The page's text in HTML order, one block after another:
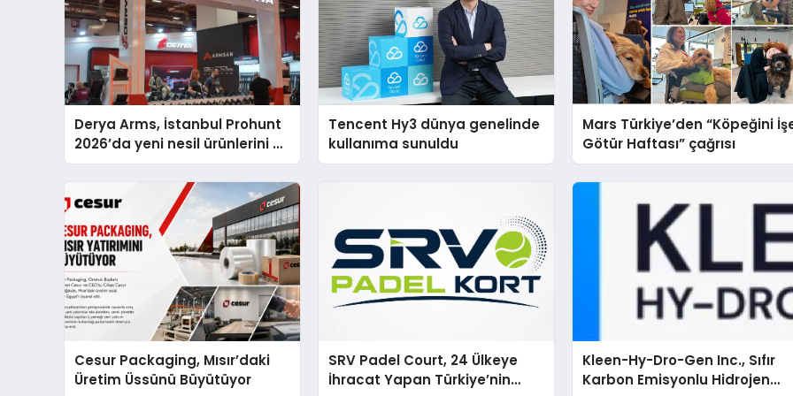
Derya Arms, İstanbul Prohunt
2026’da yeni nesil ürünlerini ve
global marka vizyonunu
Tencent Hy3 dünya genelinde
kullanıma sunuldu
Mars Türkiye’den “Köpeğini
Götür Haftası” çağrısı
Cesur Packaging, Mısır’daki
Üretim Üssünü Büyütüyor
SRV Padel Court, 24 Ülkeye
İhracat Yapan Türkiye’nin
Kleen-Hy-Dro-Gen Inc., Sıfır
Karbon Emisyonlu Hidrojen